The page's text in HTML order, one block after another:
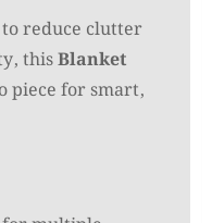
reduce clutter
thisBlanket
piece for smart,